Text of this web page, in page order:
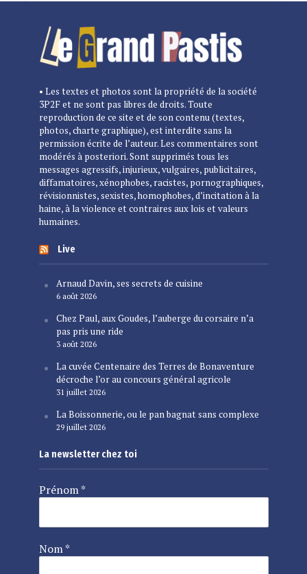
• Les textes et photos sont la propriété de la société
3P2F et ne sont pas libres de droits. Toute
reproduction de ce site et de son contenu (textes,
photos, charte graphique), est interdite sans la
permission écrite de l’auteur. Les commentaires sont
modérés à posteriori. Sont supprimés tous les
messages agressifs, injurieux, vulgaires, publicitaires,
diffamatoires, xénophobes, racistes, pornographiques,
révisionnistes, sexistes, homophobes, d’incitation à la
haine, à la violence et contraires aux lois et valeurs
humaines.
Live
Arnaud Davin, ses secrets de cuisine
6 août 2026
Chez Paul, aux Goudes, l’auberge du corsaire n’a
pas pris une ride
3 août 2026
La cuvée Centenaire des Terres de Bonaventure
décroche l’or au concours général agricole
31 juillet 2026
La Boissonnerie, ou le pan bagnat sans complexe
29 juillet 2026
La newsletter chez toi
Prénom*
Nom*